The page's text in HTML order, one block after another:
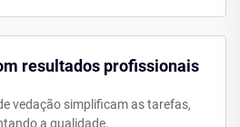
resultados profissionais
vedação simplificam as tarefas,
a qualidade.